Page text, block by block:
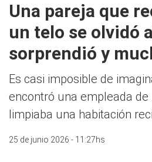
Una pareja que
un telo se olvidó
sorprendió y
Es casi imposible de
encontró una empleada de
limpiaba una habitación
25 de junio 2026 - 11:27hs